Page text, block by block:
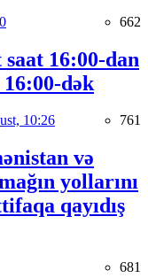
662
16:00-dan
16:00-dək
10:26 761
və
yollarını
qayıdış
681